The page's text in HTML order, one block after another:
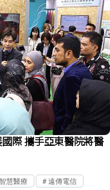
際 攜手亞東醫院將醫
智慧醫療
遠傳電信